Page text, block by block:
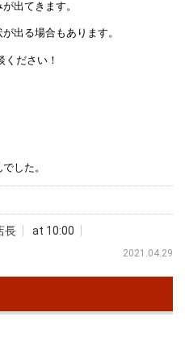
出てきます。
出る場合もあります。
ださい！
した。
長 at 10:00
2021.04.29